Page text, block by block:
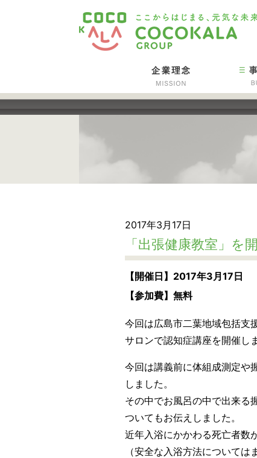
2017年3月17日
「出張健康教室」を
【開催日】2017年3月17日
【参加費】無料
今回は広島市二葉地域包括支
サロンで認知症講座を開催し
今回は講義前に体組成測定や
しました。
その中でお風呂の中で出来る
ついてもお伝えしました。
近年入浴にかかわる死亡者数
（安全な入浴方法について